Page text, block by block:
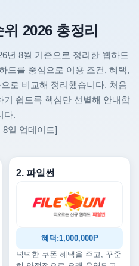
2026 총정리
년 8월 기준으로 정리한 웹하드
드를 중심으로 이용 조건, 혜택,
로 비교해 정리했습니다. 처음
쉽도록 핵심만 선별해 안내합
다.
8일 업데이트]
2. 파일썬
혜택:1,000,000P
넉넉한 쿠폰 혜택을 주고, 꾸준